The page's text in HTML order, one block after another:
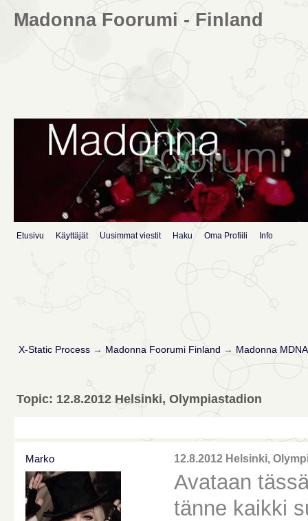
Madonna Foorumi - Finland
Etusivu Käyttäjät Uusimmat viestit Haku Oma Profiili Info
X-Static Process→ Madonna Foorumi Finland → Madonna
Topic: 12.8.2012 Helsinki, Olympiastadion
Marko 12.8.2012 Helsinki,
Avataan
tänne kaikki